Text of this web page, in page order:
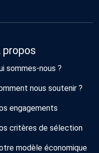
propos
sommes-nous ?
nous soutenir ?
engagements
critères de sélection
modèle économique